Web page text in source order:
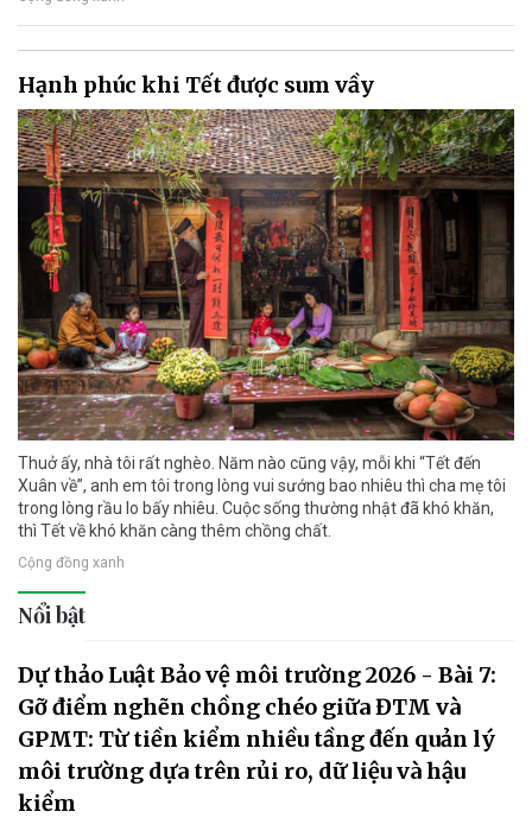
Hạnh phúc khi Tết được sum vầy
Thuở ấy, nhà tôi rất nghèo. Năm nào cũng vậy, mỗi khi “Tết đến
Xuân về”, anh em tôi trong lòng vui sướng bao nhiêu thì cha mẹ tôi
trong lòng rầu lo bấy nhiêu. Cuộc sống thường nhật đã khó khăn,
thì Tết về khó khăn càng thêm chồng chất.
Cộng đồng xanh
Nổi bật
Dự thảo Luật Bảo vệ môi trường 2026 - Bài 7:
Gỡ điểm nghẽn chồng chéo giữa ĐTM và
GPMT: Từ tiền kiểm nhiều tầng đến quản lý
môi trường dựa trên rủi ro, dữ liệu và hậu
kiểm